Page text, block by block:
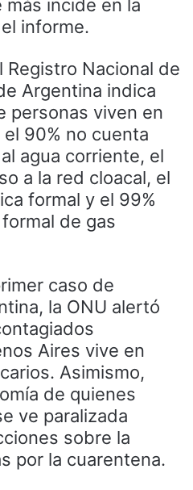
incide en la
informe.
Registro Nacional de
Argentina indica
personas viven en
90% no cuenta
agua corriente, el
a la red cloacal, el
formal y el 99%
de gas
caso de
la ONU alertó
Aires vive en
Asimismo,
de quienes
ve paralizada
sobre la
por la cuarentena.